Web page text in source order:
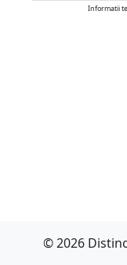
Informatii
© 2026